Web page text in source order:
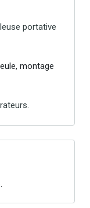
portative
montage